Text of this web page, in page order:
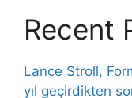
Recent
Lance Stroll,
yıl geçirdikten